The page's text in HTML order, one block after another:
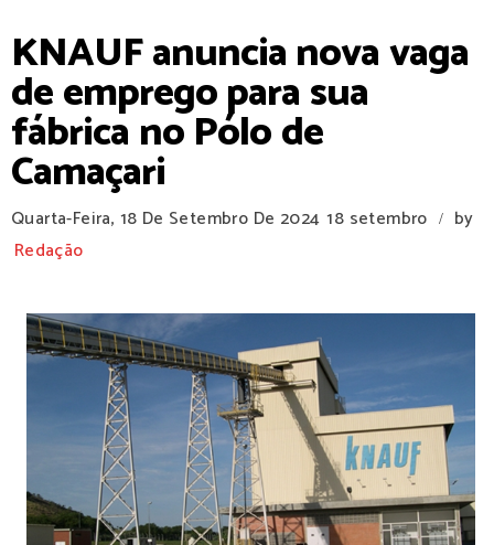
KNAUF anuncia nova vaga
de emprego para sua
fábrica no Pólo de
Camaçari
Quarta-Feira, 18 De Setembro De 2024 18 setembro /
by
Redação